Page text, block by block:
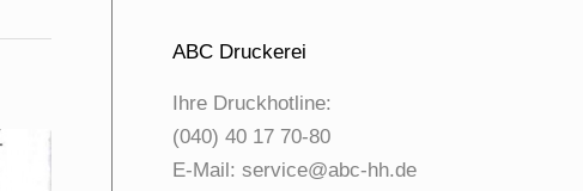
ABC Druckerei
Ihre Druckhotline:
(040) 40 17 70-80
E-Mail:service@abc-hh.de